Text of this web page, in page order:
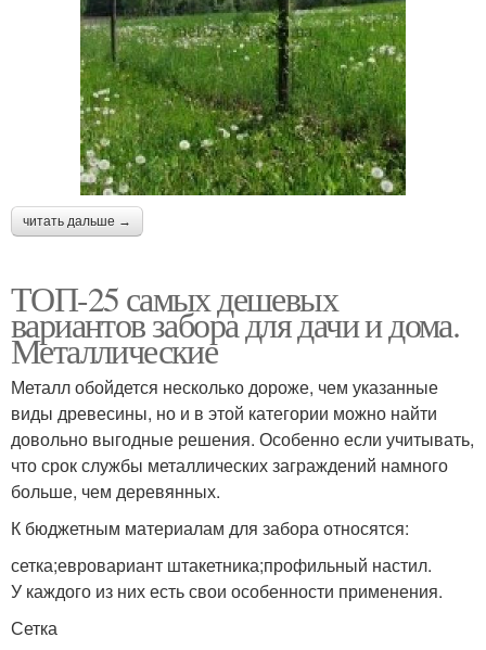
читать дальше →
ТОП-25 самых дешевых
вариантов забора для дачи и дома.
Металлические
Металл обойдется несколько дороже, чем указанные
виды древесины, но и в этой категории можно найти
довольно выгодные решения. Особенно если учитывать,
что срок службы металлических заграждений намного
больше, чем деревянных.
К бюджетным материалам для забора относятся:
сетка;евровариант штакетника;профильный настил.
У каждого из них есть свои особенности применения.
Сетка